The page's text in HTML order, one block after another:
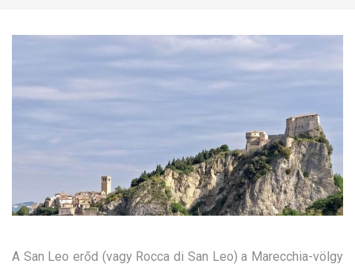
A San Leo erőd (vagy Rocca di San Leo) a Marecchia-völgy